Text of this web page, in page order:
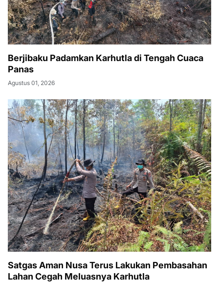
Berjibaku Padamkan Karhutla di Tengah Cuaca
Panas
Agustus 01, 2026
Satgas Aman Nusa Terus Lakukan Pembasahan
Lahan Cegah Meluasnya Karhutla